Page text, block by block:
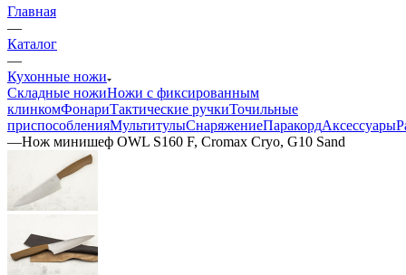
Главная
—
Каталог
—
Кухонные ножи
Складные ножиНожи с фиксированным
клинкомФонариТактические ручкиТочильные
приспособленияМультитулыСнаряжениеПаракордАксессуары
—Нож минишеф OWL S160 F, Cromax Cryo, G10 Sand